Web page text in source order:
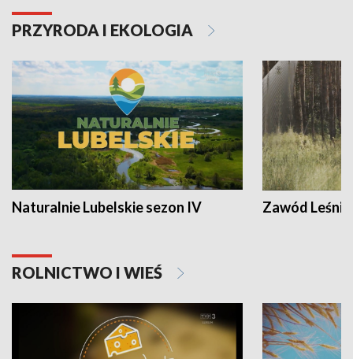
PRZYRODA I EKOLOGIA
Naturalnie Lubelskie sezon IV Zawód Leśnik
ROLNICTWO I WIEŚ